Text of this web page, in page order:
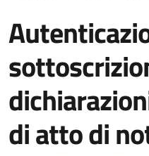
di atto di